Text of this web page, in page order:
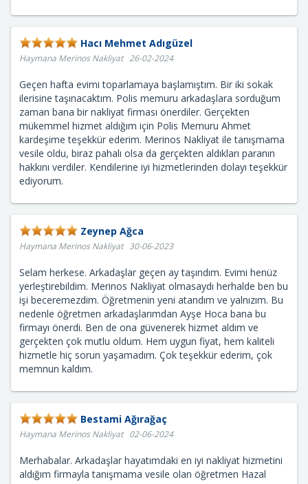
Hacı Mehmet Adıgüzel
Haymana Merinos Nakliyat 26-02-2024
Geçen hafta evimi toparlamaya başlamıştım. Bir iki sokak
ilerisine taşınacaktım. Polis memuru arkadaşlara sorduğum
zaman bana bir nakliyat firması önerdiler. Gerçekten
mükemmel hizmet aldığım için Polis Memuru Ahmet
kardeşime teşekkür ederim. Merinos Nakliyat ile tanışmama
vesile oldu, biraz pahalı olsa da gerçekten aldıkları paranın
hakkını verdiler. Kendilerine iyi hizmetlerinden dolayı teşekkür
ediyorum.
Zeynep Ağca
Haymana Merinos Nakliyat 30-06-2023
Selam herkese. Arkadaşlar geçen ay taşındım. Evimi henüz
yerleştirebildim. Merinos Nakliyat olmasaydı herhalde ben bu
işi beceremezdim. Öğretmenin yeni atandım ve yalnızım. Bu
nedenle öğretmen arkadaşlarımdan Ayşe Hoca bana bu
firmayı önerdi. Ben de ona güvenerek hizmet aldım ve
gerçekten çok mutlu oldum. Hem uygun fiyat, hem kaliteli
hizmetle hiç sorun yaşamadım. Çok teşekkür ederim, çok
memnun kaldım.
Bestami Ağırağaç
Haymana Merinos Nakliyat 02-06-2024
Merhabalar. Arkadaşlar hayatımdaki en iyi nakliyat hizmetini
aldığım firmayla tanışmama vesile olan öğretmen Hazal